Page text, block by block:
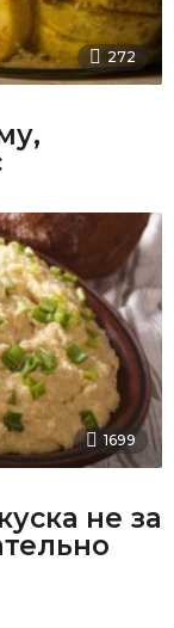
272
1699
не за